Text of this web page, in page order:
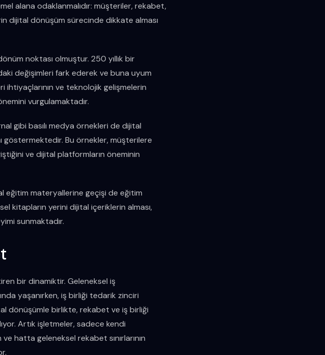
alana odaklanmalıdır: müşteriler, rekabet,
dijital dönüşüm sürecinde dikkate alması
noktası olmuştur. 250 yıllık bir
değişimleri fark ederek ve buna uyum
ihtiyaçlarının ve teknolojik gelişmelerin
vurgulamaktadır.
gibi basılı medya örnekleri de dijital
göstermektedir. Bu örnekler, müşterilere
ve dijital platformların öneminin
eğitim materyallerine geçişi de eğitim
kitapların yerini dijital içeriklerin alması,
sunmaktadır.
bir dinamiktir. Geleneksel iş
yaşanırken, iş birliği tedarik zinciri
dönüşümle birlikte, rekabet ve iş birliği
Artık işletmeler, sadece kendi
hatta geleneksel rekabet sınırlarının